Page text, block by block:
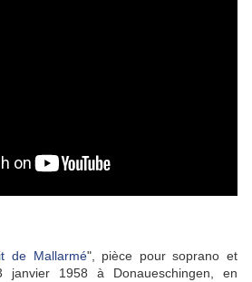
de Mallarmé", pièce pour soprano et
janvier 1958 à Donaueschingen, en